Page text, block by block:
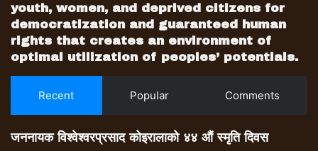
youth, women, and deprived citizens for
democratization and guaranteed human
rights that creates an environment of
optimal utilization of peoples’ potentials.
Recent Popular Comments
जननायक विश्वेश्वरप्रसाद कोइरालाको ४४ औं स्मृति दिवस